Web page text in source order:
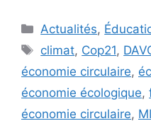
Catégories
Actualités,
Étiquettes
climat, Cop21,
économie circulaire,
économie écologique,
économie circulaire,